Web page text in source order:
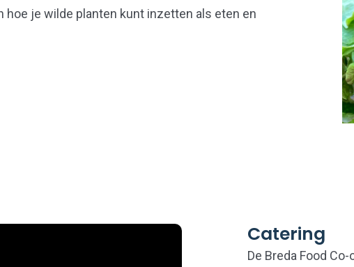
hoe je wilde planten kunt inzetten als eten en
Catering
De Breda Food